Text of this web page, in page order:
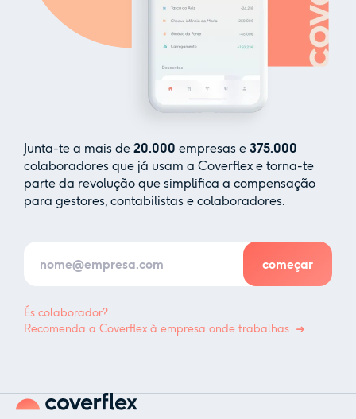
Junta-te a mais de 20.000 empresas e 375.000
colaboradores que já usam a Coverflex e torna-te
parte da revolução que simplifica a compensação
para gestores, contabilistas e colaboradores.
És colaborador?
Recomenda a Coverflex à empresa onde trabalhas